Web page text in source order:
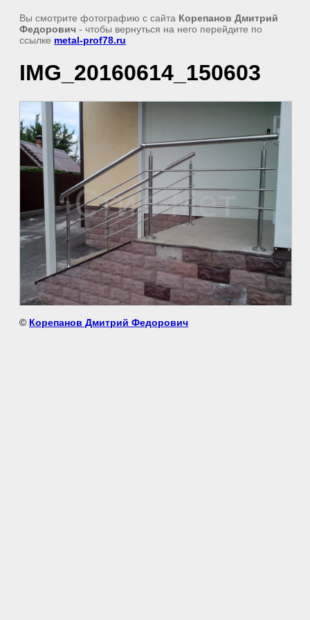
Вы смотрите фотографию с сайта Корепанов Дмитрий
Федорович - чтобы вернуться на него перейдите по
ссылке metal-prof78.ru
IMG_20160614_150603
© Корепанов Дмитрий Федорович